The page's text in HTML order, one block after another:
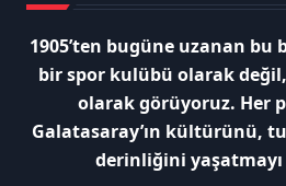
1905’ten bugüne uzanan bu
bir spor kulübü olarak
olarak görüyoruz. Her
Galatasaray’ın kültürünü,
derinliğini